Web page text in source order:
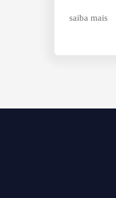
saiba mais